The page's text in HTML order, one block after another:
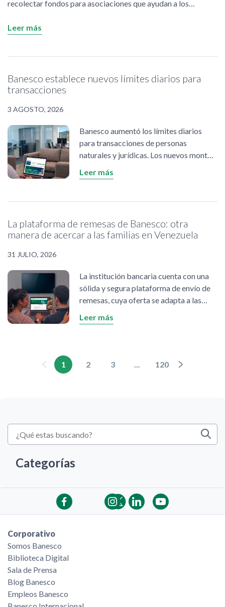
recolectar fondos para asociaciones que ayudan a los
Leer más
Banesco establece nuevos límites diarios para
transacciones
3 AGOSTO, 2026
Banesco aumentó los límites diarios
para transacciones de personas
naturales y jurídicas. Los nuevos montos
interbancarias y Pago Móvil, a través de
vía SMS.
Leer más
La plataforma de remesas de Banesco: otra
manera de acercar a las familias en Venezuela
31 JULIO, 2026
La institución bancaria cuenta con una
sólida y segura plataforma de envío de
remesas, cuya oferta se adapta a las
de contingencia, las remesas se
Banesco garantiza el servicio con la
Leer más
1 2 3 ... 120
Categorías
Corporativo
Somos Banesco
Biblioteca Digital
Sala de Prensa
Blog Banesco
Empleos Banesco